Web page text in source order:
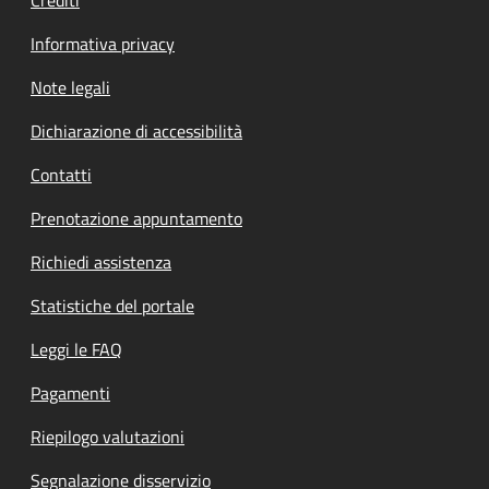
Informativa privacy
Note legali
Dichiarazione di accessibilità
Contatti
Prenotazione appuntamento
Richiedi assistenza
Statistiche del portale
Leggi le FAQ
Pagamenti
Riepilogo valutazioni
Segnalazione disservizio